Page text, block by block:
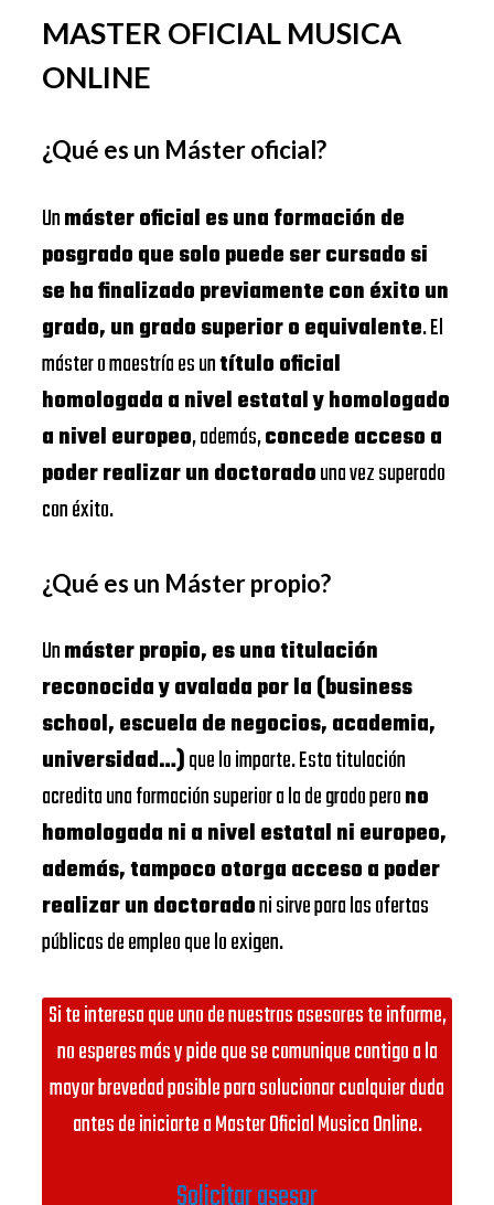
MASTER OFICIAL MUSICA
ONLINE
¿Qué es un Máster oficial?
Unmáster oficial es una formación de
posgrado que solo puede ser cursado si
se ha finalizado previamente con éxito un
grado, un grado superior o equivalente. El
máster o maestría es untítulo oficial
homologada a nivel estatal y homologado
a nivel europeo, además,concede acceso a
poder realizar un doctoradouna vez superado
con éxito.
¿Qué es un Máster propio?
Unmáster propio, es una titulación
reconocida y avalada por la (business
school, escuela de negocios, academia,
universidad…)que lo imparte. Esta titulación
acredita una formación superior a la de grado perono
homologada ni a nivel estatal ni europeo,
además, tampoco otorga acceso a poder
realizar un doctoradoni sirve para las ofertas
públicas de empleo que lo exigen.
Si te interesa que uno de nuestros asesores te informe,
no esperes más y pide que se comunique contigo a la
mayor brevedad posible para solucionar cualquier duda
antes de iniciarte a Master Oficial Musica Online.